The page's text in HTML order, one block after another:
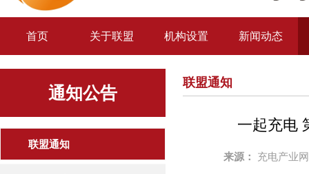
首页 关于联盟 机构设置 新闻动态
通知公告
联盟通知
联盟通知
一起充电
来源： 充电产业